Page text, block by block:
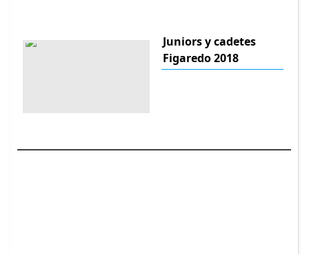
Juniors y cadetes
Figaredo 2018